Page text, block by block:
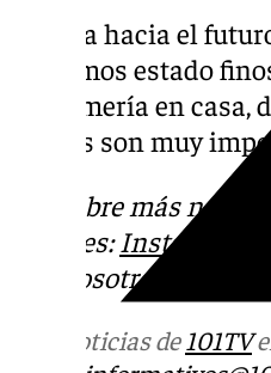
Mirada hacia el
no hemos estado
del Almería en
puntos son muy
Descubre más
sociales:Instagram
con nosotros en el
Más noticias de101TV